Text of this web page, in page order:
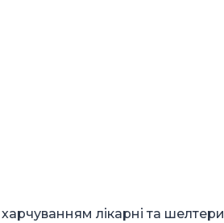
лікарні та шелтери